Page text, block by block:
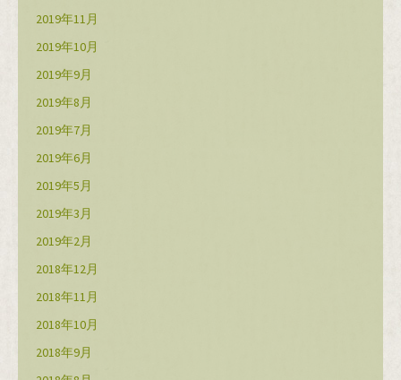
2019年11月
2019年10月
2019年9月
2019年8月
2019年7月
2019年6月
2019年5月
2019年3月
2019年2月
2018年12月
2018年11月
2018年10月
2018年9月